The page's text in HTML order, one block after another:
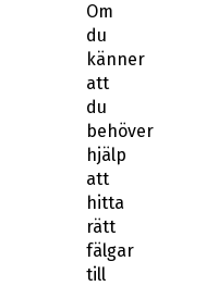
Om
du
känner
att
du
behöver
hjälp
att
hitta
rätt
fälgar
till